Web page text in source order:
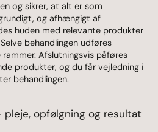
og sikrer, at alt er som
og afhængigt af
huden med relevante produkter
behandlingen udføres
Afslutningsvis påføres
produkter, og du får vejledning i
behandlingen.
opfølgning og resultat